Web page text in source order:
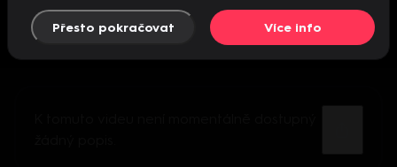
Přesto pokračovat Více info